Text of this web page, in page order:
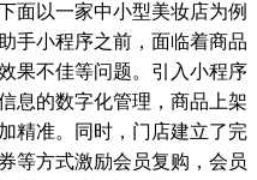
面以一家中小型美妆店为例
手小程序之前，面临着商品
果不佳等问题。引入小程序
息的数字化管理，商品上架
精准。同时，门店建立了完
等方式激励会员复购，会员